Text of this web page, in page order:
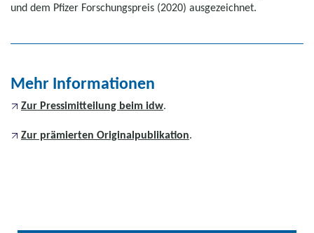
und dem Pfizer Forschungspreis (2020) ausgezeichnet.
Mehr Informationen
Zur Pressimitteilung beim idw.
Zur prämierten Originalpublikation.